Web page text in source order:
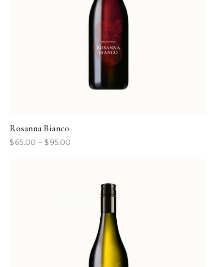
Rosanna Bianco
$65.00 – $95.00